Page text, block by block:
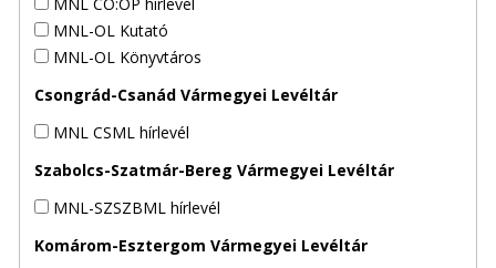
MNL-OL Kutató
MNL-OL Könyvtáros
Csongrád-Csanád Vármegyei Levéltár
MNL CSML hírlevél
Szabolcs-Szatmár-Bereg Vármegyei Levéltár
MNL-SZSZBML hírlevél
Komárom-Esztergom Vármegyei Levéltár